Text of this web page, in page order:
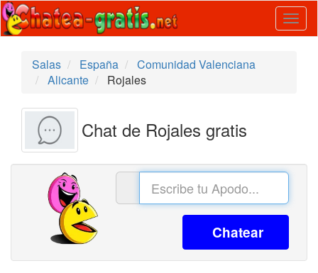
Salas
España
Comunidad Valenciana
Alicante
Rojales
Chat de Rojales gratis
Chatear